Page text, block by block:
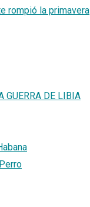
rompió la primavera
GUERRA DE LIBIA